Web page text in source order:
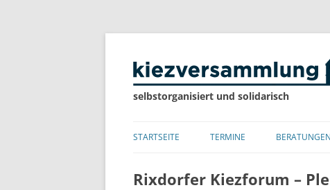
selbstorganisiert und solidarisch
STARTSEITE TERMINE
Rixdorfer Kiezforum –